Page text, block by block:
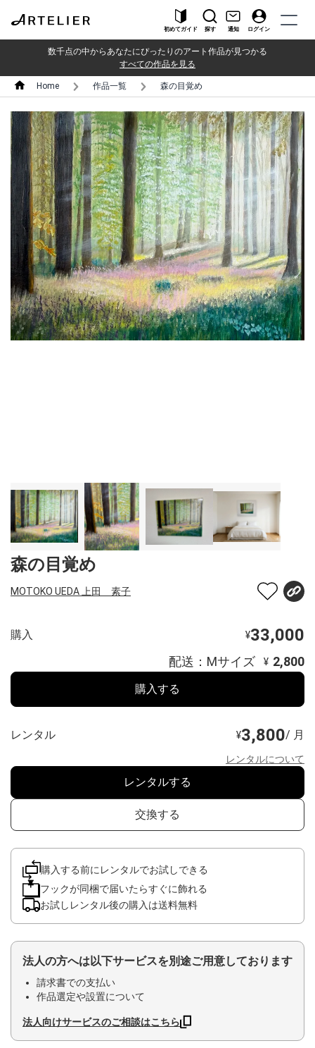
初めてガイド 探す 通知 ログイン
数千点の中からあなたにぴったりのアート作品が見つかる
すべての作品を見る
Home 作品一覧 森の目覚め
森の目覚め
MOTOKO UEDA 上田 素子
購入 ¥33,000
配送：Mサイズ ¥ 2,800
購入する
レンタル ¥3,800/ 月
レンタルについて
レンタルする
交換する
購入する前にレンタルでお試しできる
フックが同梱で届いたらすぐに飾れる
お試しレンタル後の購入は送料無料
法人の方へは以下サービスを別途ご用意しております
請求書での支払い
作品選定や設置について
法人向けサービスのご相談はこちら